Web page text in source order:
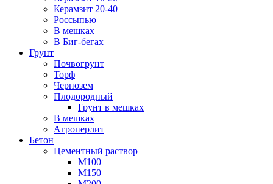
Керамзит 20-40
Россыпью
В мешках
В Биг-бегах
Грунт
Почвогрунт
Торф
Чернозем
Плодородный
Грунт в мешках
В мешках
Агроперлит
Бетон
Цементный раствор
М100
М150